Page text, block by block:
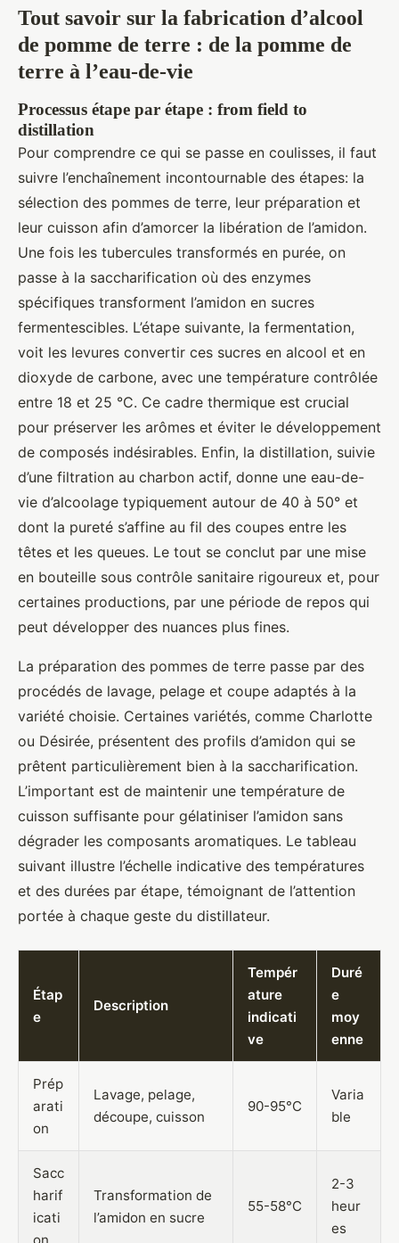
Tout savoir sur la fabrication d’alcool
de pomme de terre : de la pomme de
terre à l’eau-de-vie
Processus étape par étape : from field to
distillation
Pour comprendre ce qui se passe en coulisses, il faut
suivre l’enchaînement incontournable des étapes: la
sélection des pommes de terre, leur préparation et
leur cuisson afin d’amorcer la libération de l’amidon.
Une fois les tubercules transformés en purée, on
passe à la saccharification où des enzymes
spécifiques transforment l’amidon en sucres
fermentescibles. L’étape suivante, la fermentation,
voit les levures convertir ces sucres en alcool et en
dioxyde de carbone, avec une température contrôlée
entre 18 et 25 °C. Ce cadre thermique est crucial
pour préserver les arômes et éviter le développement
de composés indésirables. Enfin, la distillation, suivie
d’une filtration au charbon actif, donne une eau-de-
vie d’alcoolage typiquement autour de 40 à 50° et
dont la pureté s’affine au fil des coupes entre les
têtes et les queues. Le tout se conclut par une mise
en bouteille sous contrôle sanitaire rigoureux et, pour
certaines productions, par une période de repos qui
peut développer des nuances plus fines.
La préparation des pommes de terre passe par des
procédés de lavage, pelage et coupe adaptés à la
variété choisie. Certaines variétés, comme Charlotte
ou Désirée, présentent des profils d’amidon qui se
prêtent particulièrement bien à la saccharification.
L’important est de maintenir une température de
cuisson suffisante pour gélatiniser l’amidon sans
dégrader les composants aromatiques. Le tableau
suivant illustre l’échelle indicative des températures
et des durées par étape, témoignant de l’attention
portée à chaque geste du distillateur.
Étap
e
Description
Tempér
ature
indicati
ve
Duré
e
moy
enne
Prép
arati
on
Lavage, pelage,
découpe, cuisson
90-95°C
Varia
ble
Sacc
harif
icati
on
Transformation de
l’amidon en sucre
55-58°C
2-3
heur
es